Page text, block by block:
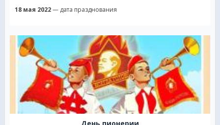
18 мая 2022— дата празднования